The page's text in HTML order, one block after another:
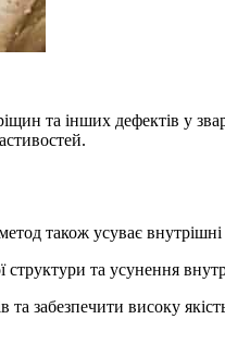
та інших дефектів у
також усуває
структури та усунення
забезпечити високу